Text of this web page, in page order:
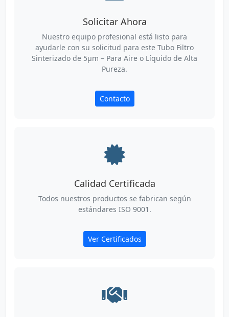
Solicitar Ahora
Nuestro equipo profesional está listo para
ayudarle con su solicitud para este Tubo Filtro
Sinterizado de 5µm – Para Aire o Líquido de Alta
Pureza.
Contacto
Calidad Certificada
Todos nuestros productos se fabrican según
estándares ISO 9001.
Ver Certificados